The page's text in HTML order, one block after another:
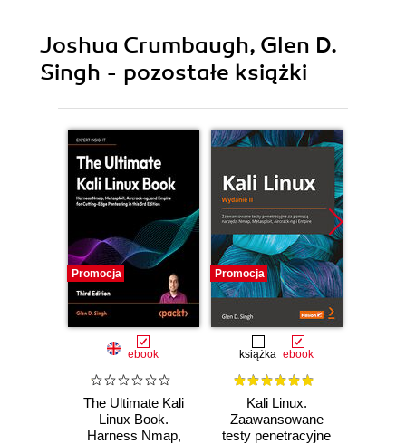
Joshua Crumbaugh, Glen D.
Singh - pozostałe książki
Promocja
ebook
The Ultimate Kali
Linux Book.
Harness Nmap,
Promocja
książka ebook
Kali Linux.
Zaawansowane
testy penetracyjne